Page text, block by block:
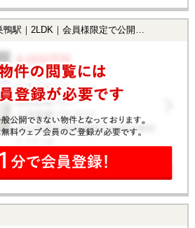
駅｜2LDK｜会員様限定で公開中！】